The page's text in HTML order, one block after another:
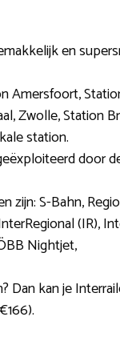
en
Amersfoort,
Zwolle, Station
station.
door
zijn: S-Bahn,
(IR),
Nightjet,
Dan kan je